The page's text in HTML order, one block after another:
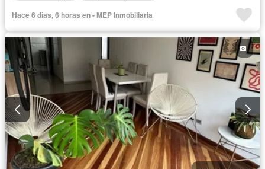
Hace 6 días, 6 horas en - MEP Inmobiliaria